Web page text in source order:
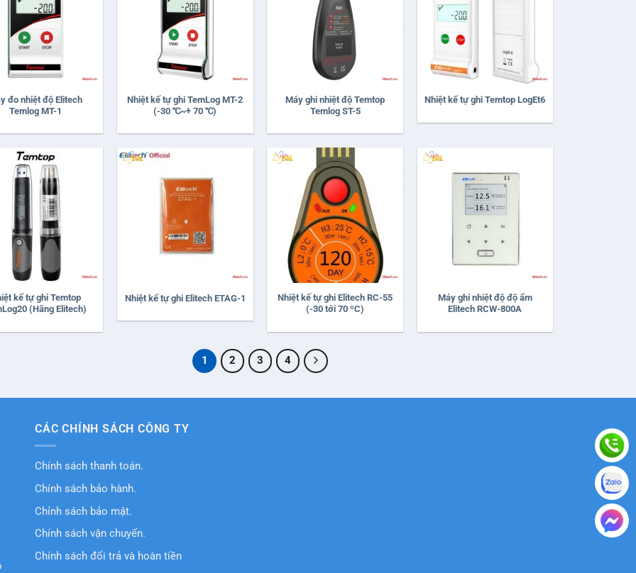
đo nhiệt độ Elitech
Temlog MT-1
Nhiệt kế tự ghi TemLog MT-2
(-30 ℃~+ 70 ℃)
Máy ghi nhiệt độ Temtop
Temlog ST-5
+
Nhiệt kế tự ghi Temtop LogEt6
kế tự ghi Temtop
(Hãng Elitech)
Nhiệt kế tự ghi Elitech ETAG-1
+
Nhiệt kế tự ghi Elitech RC-55
(-30 tới 70 ºC)
Máy ghi nhiệt độ độ ẩm
Elitech RCW-800A
1 2 3 4
CÁC CHÍNH SÁCH CÔNG TY
Chính sách thanh toán.
Chính sách bảo hành.
Chỉnh sách bảo mật.
Chính sách vận chuyển.
Chính sách đổi trả và hoàn tiền